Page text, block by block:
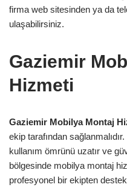
firma web sitesinden ya da
ulaşabilirsiniz.
Gaziemir
Hizmeti
Gaziemir Mobilya Montaj
ekip tarafından
kullanım ömrünü uzatır ve
bölgesinde mobilya montaj
profesyonel bir ekipten